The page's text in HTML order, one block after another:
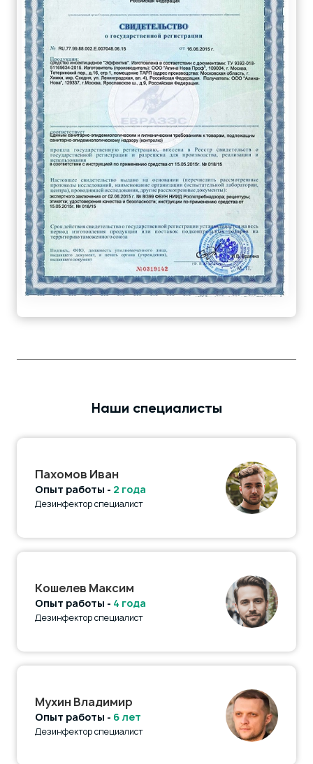
Наши специалисты
Пахомов Иван
Опыт работы - 2 года
Дезинфектор специалист
Кошелев Максим
Опыт работы - 4 года
Дезинфектор специалист
Мухин Владимир
Опыт работы - 6 лет
Дезинфектор специалист